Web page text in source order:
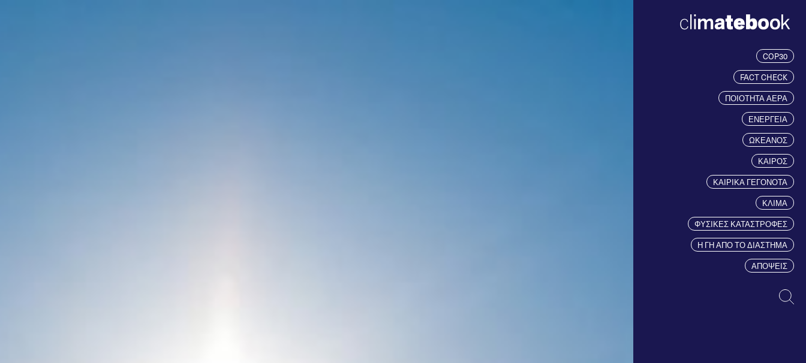
COP30
FACT CHECK
ΠΟΙΟΤΗΤΑ ΑΕΡΑ
ΕΝΕΡΓΕΙΑ
ΩΚΕΑΝΟΣ
ΚΑΙΡΟΣ
ΚΑΙΡΙΚΑ ΓΕΓΟΝΟΤΑ
ΚΛΙΜΑ
ΦΥΣΙΚΕΣ ΚΑΤΑΣΤΡΟΦΕΣ
Η ΓΗ ΑΠΟ ΤΟ ΔΙΑΣΤΗΜΑ
ΑΠΟΨΕΙΣ